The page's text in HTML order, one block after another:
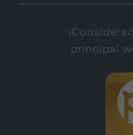
principal